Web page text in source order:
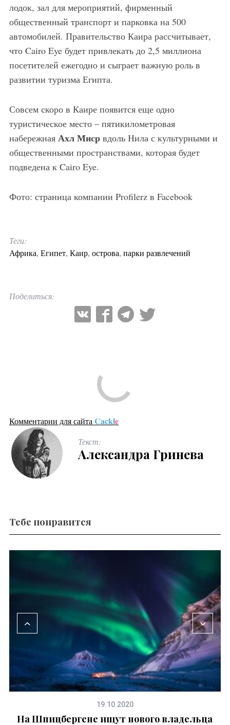
лодок, зал для мероприятий, фирменный
общественный транспорт и парковка на 500
автомобилей. Правительство Каира рассчитывает,
что Cairo Eye будет привлекать до 2,5 миллиона
посетителей ежегодно и сыграет важную роль в
развитии туризма Египта.
Совсем скоро в Каире появится еще одно
туристическое место – пятикилометровая
набережная Ахл Мисрвдоль Нила с культурными и
общественными пространствами, которая будет
подведена к Cairo Eye.
Фото: страница компании Profilerz в Facebook
Теги:
Африка, Египет, Каир, острова, парки развлечений
Поделиться:
Cackl
Александра Гринева
Тебе понравится
19.10.2020
На Шпицбергене ищут нового владельца
бара по соседству с белыми медведями